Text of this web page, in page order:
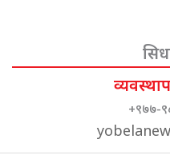
+९७७-